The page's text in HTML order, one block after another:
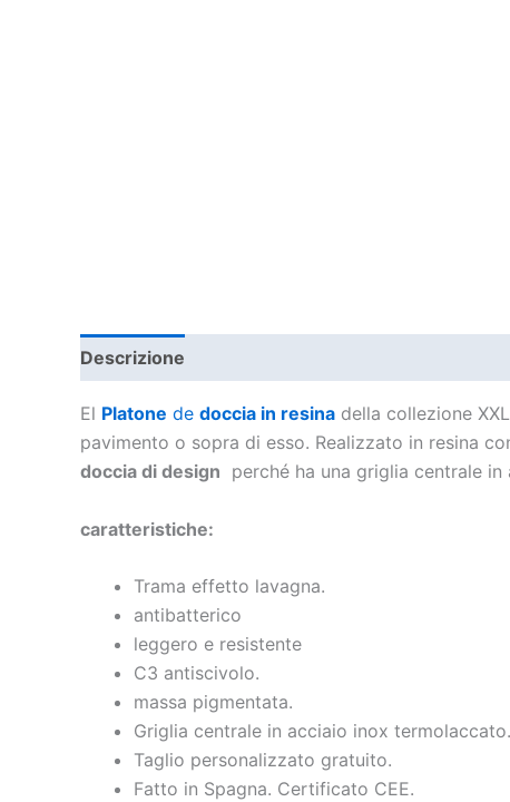
Descrizione
El Platone de doccia in resina della collezione
pavimento o sopra di esso. Realizzato in resina
doccia di design perché ha una griglia centrale
caratteristiche:
Trama effetto lavagna.
antibatterico
leggero e resistente
C3 antiscivolo.
massa pigmentata.
Griglia centrale in acciaio inox
Taglio personalizzato gratuito.
Fatto in Spagna. Certificato CEE.